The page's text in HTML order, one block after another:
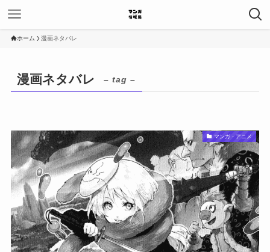
ホーム 漫画ネタバレ
漫画ネタバレ – tag –
マンガ・アニメ